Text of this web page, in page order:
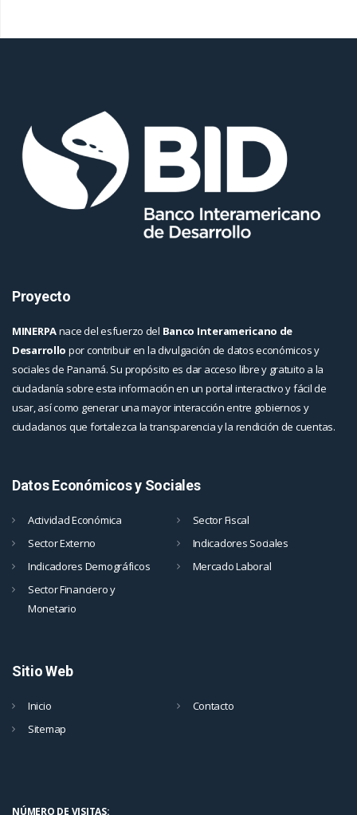
Proyecto
MINERPAnace del esfuerzo del Banco Interamericano de
Desarrollo por contribuir en la divulgación de datos económicos y
sociales de Panamá. Su propósito es dar acceso libre y gratuito a la
ciudadanía sobre esta información en un portal interactivo y fácil de
usar, así como generar una mayor interacción entre gobiernos y
ciudadanos que fortalezca la transparencia y la rendición de cuentas.
Datos Económicos y Sociales
Actividad Económica
Sector Fiscal
Sector Externo
Indicadores Sociales
Indicadores Demográficos
Mercado Laboral
Sector Financiero y
Monetario
Sitio Web
Inicio
Contacto
Sitemap
NÚMERO DE VISITAS: